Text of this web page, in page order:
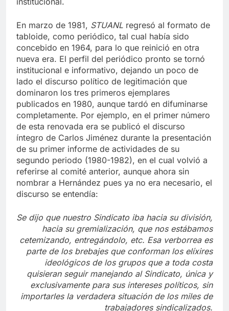
En marzo de 1981,STUANLregresó al formato de
tabloide, como periódico, tal cual había sido
concebido en 1964, para lo que reinició en otra
nueva era. El perfil del periódico pronto se tornó
institucional e informativo, dejando un poco de
lado el discurso político de legitimación que
dominaron los tres primeros ejemplares
publicados en 1980, aunque tardó en difuminarse
completamente. Por ejemplo, en el primer número
de esta renovada era se publicó el discurso
íntegro de Carlos Jiménez durante la presentación
de su primer informe de actividades de su
segundo periodo (1980-1982), en el cual volvió a
referirse al comité anterior, aunque ahora sin
nombrar a Hernández pues ya no era necesario, el
Se dijo que nuestro Sindicato iba hacia su división,
hacia su gremialización, que nos estábamos
cetemizando, entregándolo, etc. Esa verborrea es
parte de los brebajes que conforman los elíxires
ideológicos de los grupos que a toda costa
quisieran seguir manejando al Sindicato, única y
exclusivamente para sus intereses políticos, sin
importarles la verdadera situación de los miles de